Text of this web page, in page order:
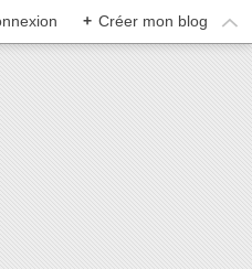
+ Créer mon blog